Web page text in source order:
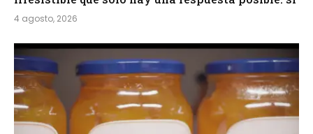
4 agosto, 2026